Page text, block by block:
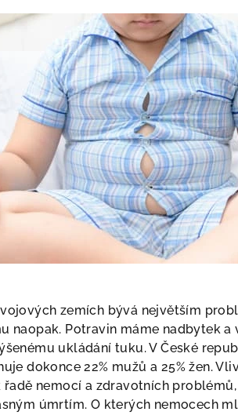
zemích bývá největším
naopak. Potravin máme nadbytek
ukládání tuku. V České
dokonce 22% mužů a 25% žen.
řadě nemocí a zdravotních
úmrtím. O kterých nemocech